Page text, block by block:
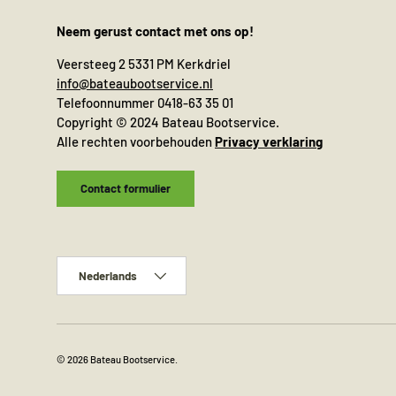
Neem gerust contact met ons op!
Veersteeg 2 5331 PM Kerkdriel
info@bateaubootservice.nl
Telefoonnummer 0418-63 35 01
Copyright © 2024 Bateau Bootservice.
Alle rechten voorbehoudenPrivacy verklaring
Contact formulier
Nederlands
© 2026 Bateau Bootservice